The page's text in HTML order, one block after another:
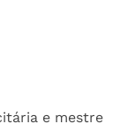
e mestre